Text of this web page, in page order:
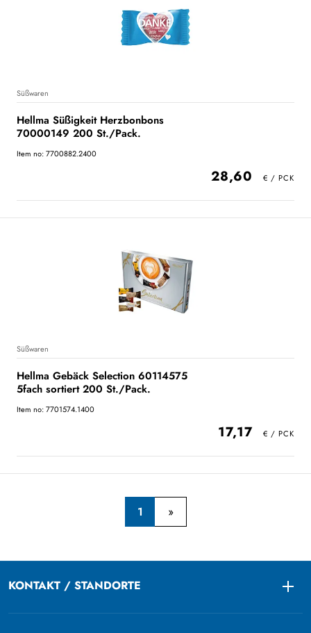
Süßwaren
Hellma Süßigkeit Herzbonbons
70000149 200 St./Pack.
Item no: 7700882.2400
28,60
Süßwaren
Hellma Gebäck Selection 60114575
5fach sortiert 200 St./Pack.
Item no: 7701574.1400
17,17
1
KONTAKT / STANDORTE